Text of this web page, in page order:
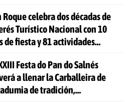
Roque celebra dos décadas de
Turístico Nacional con 10
de fiesta y 81 actividades
Festa do Pan do Salnés
a llenar la Carballeira de
de tradición,